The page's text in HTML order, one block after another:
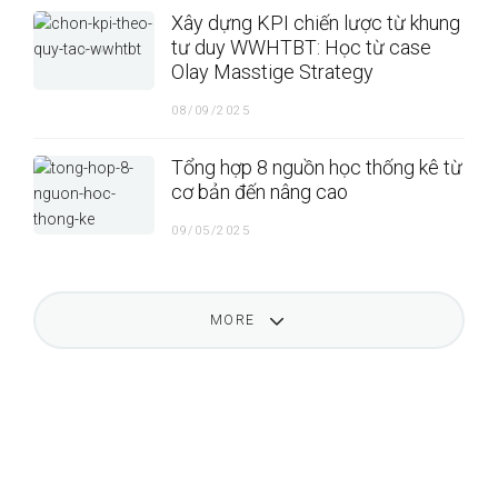
Xây dựng KPI chiến lược từ khung
tư duy WWHTBT: Học từ case
Olay Masstige Strategy
08/09/2025
Tổng hợp 8 nguồn học thống kê từ
cơ bản đến nâng cao
09/05/2025
MORE